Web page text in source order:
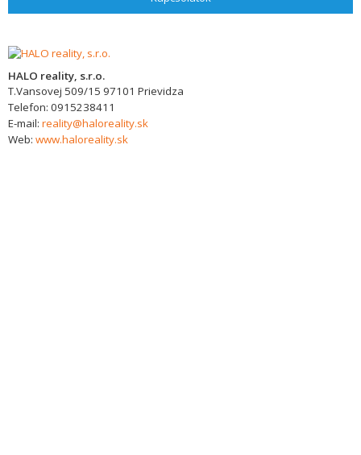
HALO reality, s.r.o.
T.Vansovej 509/15 97101 Prievidza
Telefon: 0915238411
E-mail: reality@haloreality.sk
Web: www.haloreality.sk